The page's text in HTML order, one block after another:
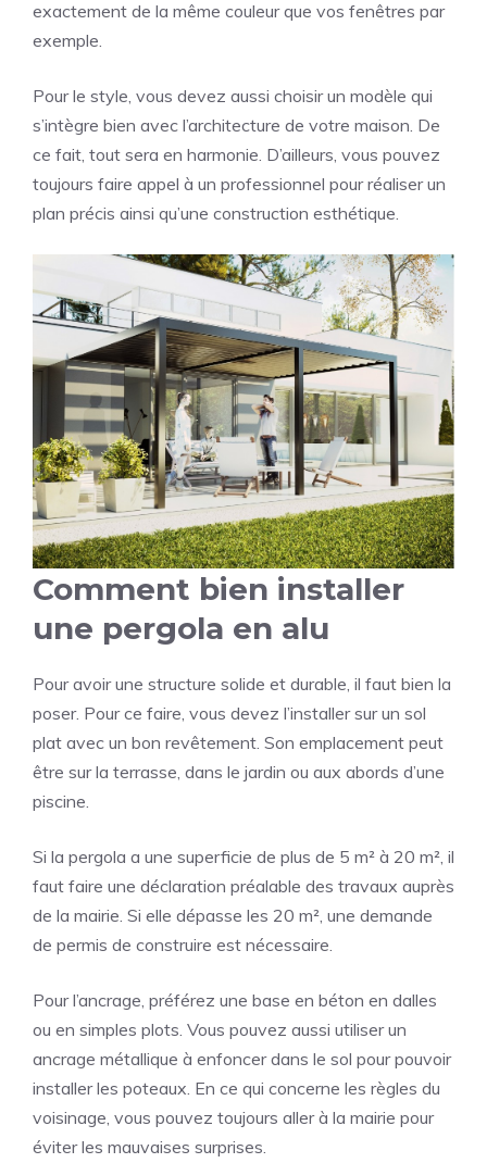
exactement de la même couleur que vos fenêtres par
exemple.
Pour le style, vous devez aussi choisir un modèle qui
s’intègre bien avec l’architecture de votre maison. De
ce fait, tout sera en harmonie. D’ailleurs, vous pouvez
toujours faire appel à un professionnel pour réaliser un
plan précis ainsi qu’une construction esthétique.
Comment bien installer
une pergola en alu
Pour avoir une structure solide et durable, il faut bien la
poser. Pour ce faire, vous devez l’installer sur un sol
plat avec un bon revêtement. Son emplacement peut
être sur la terrasse, dans le jardin ou aux abords d’une
piscine.
Si la pergola a une superficie de plus de 5 m² à 20 m², il
faut faire une déclaration préalable des travaux auprès
de la mairie. Si elle dépasse les 20 m², une demande
de permis de construire est nécessaire.
Pour l’ancrage, préférez une base en béton en dalles
ou en simples plots. Vous pouvez aussi utiliser un
ancrage métallique à enfoncer dans le sol pour pouvoir
installer les poteaux. En ce qui concerne les règles du
voisinage, vous pouvez toujours aller à la mairie pour
éviter les mauvaises surprises.